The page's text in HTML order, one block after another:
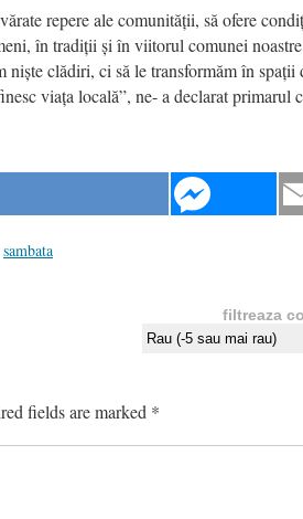
repere ale comunității, să ofere
în tradiții și în viitorul comunei
niște clădiri, ci să le transformăm în spații
viața locală”, ne- a declarat primarul
sambata
filtreaza
fields are marked *